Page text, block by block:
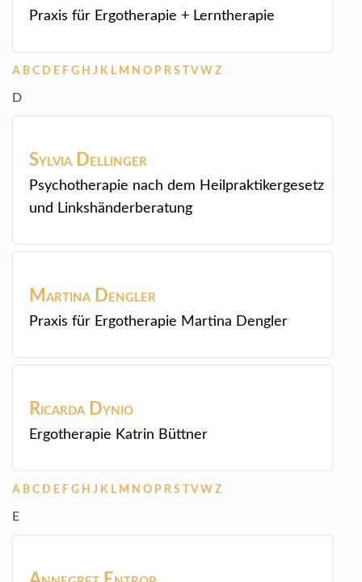
Praxis für Ergotherapie + Lerntherapie
A B C D E F G H J K L M N O P R S TV W Z
D
Sylvia Dellinger
Psychotherapie nach dem Heilpraktikergesetz
und Linkshänderberatung
Martina Dengler
Praxis für Ergotherapie Martina Dengler
Ricarda Dynio
Ergotherapie Katrin Büttner
A B C D E F G H J K L M N O P R S V W Z
E